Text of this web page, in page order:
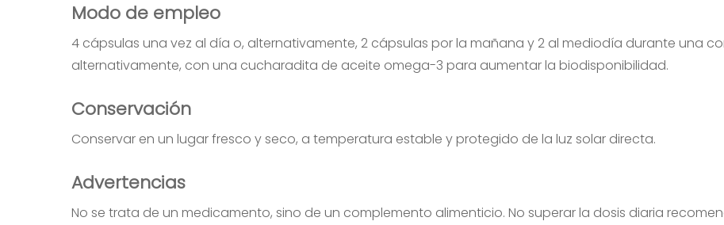
Modo de empleo
4 cápsulas una vez al día o, alternativamente, 2 cápsulas por la mañana y 2 al mediodía durante una
alternativamente, con una cucharadita de aceite omega-3 para aumentar la biodisponibilidad.
Conservación
Conservar en un lugar fresco y seco, a temperatura estable y protegido de la luz solar directa.
Advertencias
No se trata de un medicamento, sino de un complemento alimenticio. No superar la dosis diaria